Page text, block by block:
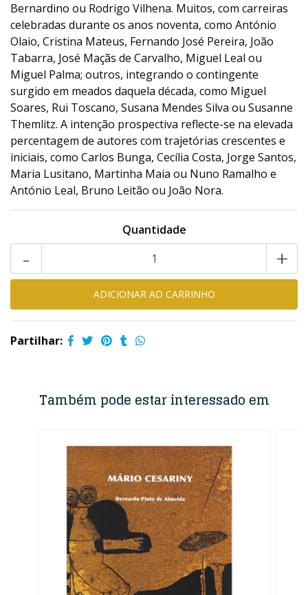
Bernardino ou Rodrigo Vilhena. Muitos, com carreiras
celebradas durante os anos noventa, como António
Olaio, Cristina Mateus, Fernando José Pereira, João
Tabarra, José Maçãs de Carvalho, Miguel Leal ou
Miguel Palma; outros, integrando o contingente
surgido em meados daquela década, como Miguel
Soares, Rui Toscano, Susana Mendes Silva ou Susanne
Themlitz. A intenção prospectiva reflecte-se na elevada
percentagem de autores com trajetórias crescentes e
iniciais, como Carlos Bunga, Cecília Costa, Jorge Santos,
Maria Lusitano, Martinha Maia ou Nuno Ramalho e
António Leal, Bruno Leitão ou João Nora.
Quantidade
+
-
Partilhar:
Também pode estar interessado em